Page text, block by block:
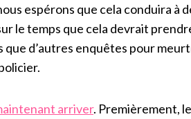
espérons que cela conduira à
le temps que cela devrait
d’autres enquêtes pour
arriver. Premièrement,